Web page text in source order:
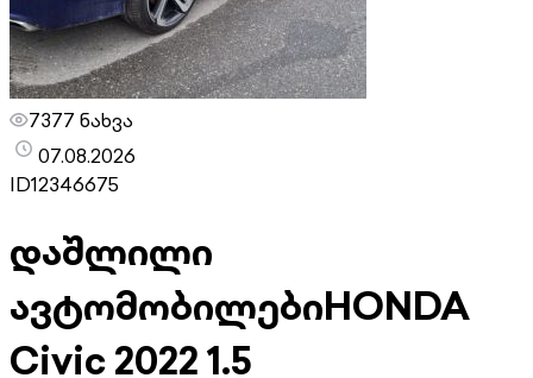
7377 ნახვა
07.08.2026
ID12346675
დაშლილი
ავტომობილებიHONDA
Civic 2022 1.5